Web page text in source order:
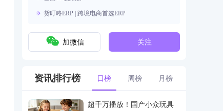
货叮咚ERP | 跨境电商首选ERP
加微信 关注
资讯排行榜 日榜 周榜 月榜
超千万播放！国产小众玩具